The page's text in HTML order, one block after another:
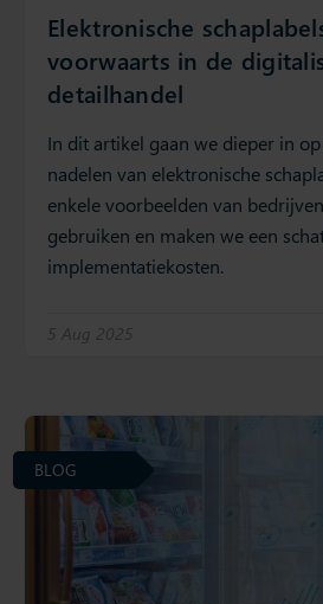
Elektronische
voorwaarts in de
detailhandel
In dit artikel gaan we dieper in
nadelen van elektronische
enkele voorbeelden van
gebruiken en maken we een
implementatiekosten.
5 Aug 2025
BLOG